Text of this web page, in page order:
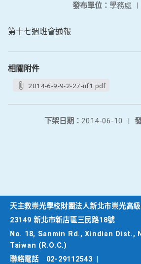
發布單位： 學務處 |
第十七週班會通報
相關附件
2014-6-9-9-2-27-nf1.pdf
下架日期： 2014-06-10
|
天主教崇光學校財團法人新北市崇光高
23149 新北市新店區三民路18號
No. 18, Sanmin Rd., Xindian Dist.,
Taiwan (R.O.C.)
聯絡電話
02-29112543